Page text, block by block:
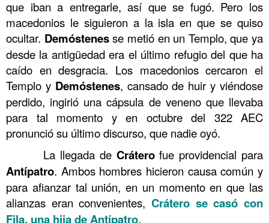
que iban a entregarle, así que se fugó. Pero los
macedonios le siguieron a la isla en que se quiso
ocultar. Demóstenesse metió en un Templo, que ya
desde la antigüedad era el último refugio del que ha
caído en desgracia. Los macedonios cercaron el
Templo y Demóstenes, cansado de huir y viéndose
perdido, ingirió una cápsula de veneno que llevaba
para tal momento y en octubre del 322 AEC
pronunció su último discurso, que nadie oyó.
La llegada de Cráterofue providencial para
Antípatro. Ambos hombres hicieron causa común y
para afianzar tal unión, en un momento en que las
alianzas eran convenientes, Crátero se casó con
Fila, una hija de Antípatro.